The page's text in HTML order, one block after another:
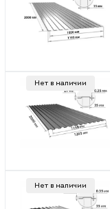
Нет в наличии
Нет в наличии